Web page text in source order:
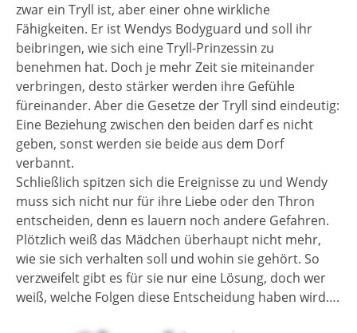
zwar ein Tryll ist, aber einer ohne wirkliche
Fähigkeiten. Er ist Wendys Bodyguard und soll ihr
beibringen, wie sich eine Tryll-Prinzessin zu
benehmen hat. Doch je mehr Zeit sie miteinander
verbringen, desto stärker werden ihre Gefühle
füreinander. Aber die Gesetze der Tryll sind eindeutig:
Eine Beziehung zwischen den beiden darf es nicht
geben, sonst werden sie beide aus dem Dorf
verbannt.
Schließlich spitzen sich die Ereignisse zu und Wendy
muss sich nicht nur für ihre Liebe oder den Thron
entscheiden, denn es lauern noch andere Gefahren.
Plötzlich weiß das Mädchen überhaupt nicht mehr,
wie sie sich verhalten soll und wohin sie gehört. So
verzweifelt gibt es für sie nur eine Lösung, doch wer
weiß, welche Folgen diese Entscheidung haben wird….